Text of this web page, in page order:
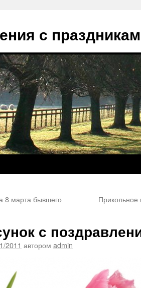
с
8 марта бывшего
Прикольное
с
2011 автором admin